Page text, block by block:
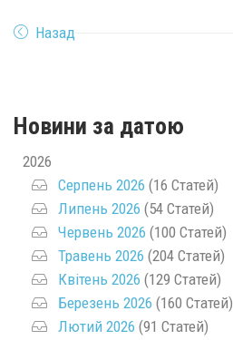
Назад
Новини за датою
2026
Серпень 2026 (16 Статей)
Липень 2026 (54 Статей)
Червень 2026 (100 Статей)
Травень 2026 (204 Статей)
Квітень 2026 (129 Статей)
Березень 2026 (160 Статей)
Лютий 2026 (91 Статей)